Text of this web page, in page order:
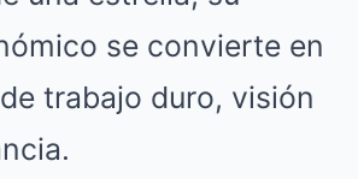
se convierte en
trabajo duro, visión